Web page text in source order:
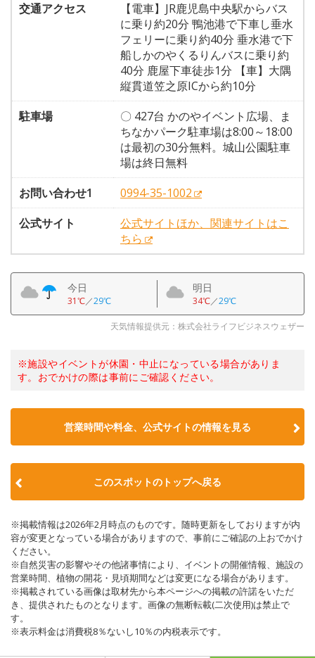
交通アクセス
【電車】JR鹿児島中央駅からバス
に乗り約20分 鴨池港で下車し垂水
フェリーに乗り約40分 垂水港で下
船しかのやくるりんバスに乗り約
40分 鹿屋下車徒歩1分 【車】大隅
縦貫道笠之原ICから約10分
駐車場
〇 427台 かのやイベント広場、ま
ちなかパーク駐車場は8:00～18:00
は最初の30分無料。城山公園駐車
場は終日無料
お問い合わせ1
0994-35-1002
公式サイト
公式サイトほか、関連サイトはこ
ちら
今日
31℃／29℃
明日
34℃／29℃
天気情報提供元：株式会社ライフビジネスウェザー
※施設やイベントが休園・中止になっている場合がありま
す。おでかけの際は事前にご確認ください。
営業時間や料金、公式サイトの情報を見る
このスポットのトップへ戻る
※掲載情報は2026年2月時点のものです。随時更新をしておりますが内
容が変更となっている場合がありますので、事前にご確認の上おでかけ
ください。
※自然災害の影響やその他諸事情により、イベントの開催情報、施設の
営業時間、植物の開花・見頃期間などは変更になる場合があります。
※掲載されている画像は取材先から本ページへの掲載の許諾をいただ
き、提供されたものとなります。画像の無断転載(二次使用)は禁止で
す。
※表示料金は消費税8％ないし10％の内税表示です。